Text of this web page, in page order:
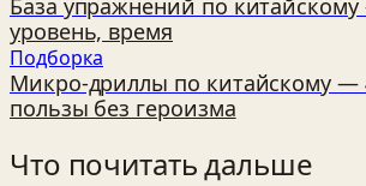
База упражнений по
уровень, время
Подборка
Микро-дриллы по китайскому —
пользы без героизма
Что почитать дальше